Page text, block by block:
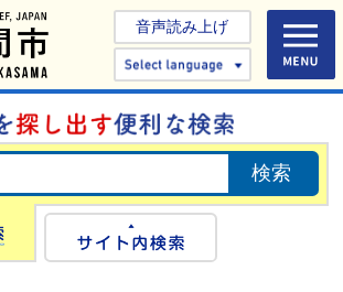
音声読み上げ
Select
Google検索